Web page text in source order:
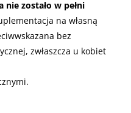
nie zostało w pełni
na własną
bez
zwłaszcza u kobiet